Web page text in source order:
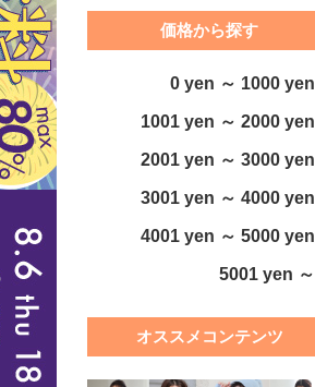
価格から探す
0 yen ～ 1000 yen
1001 yen ～ 2000 yen
2001 yen ～ 3000 yen
3001 yen ～ 4000 yen
4001 yen ～ 5000 yen
5001 yen ～
オススメコンテンツ